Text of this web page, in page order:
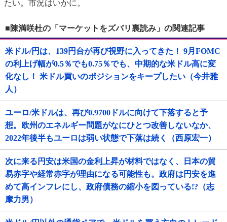
たい。市況はいかに。
■陳満咲杜の「マーケットをズバリ裏読み」の関連記事
米ドル/円は、139円台が再び視野に入ってきた！ 9月FOMC
の利上げ幅が0.5％でも0.75％でも、中期的な米ドル高に変
化なし！ 米ドル買いのポジションをキープしたい（今井雅
人）
ユーロ/米ドルは、再び0.9700ドルに向けて下落すると予
想。欧州のエネルギー問題がなにひとつ改善しないなか、
2022年後半もユーロは弱い状態で下落は続く（西原宏一）
次に来る円安は米国の金利上昇が材料ではなく、日本の貿
易赤字や経常赤字が理由になる可能性も。政府は円安を進
めて高インフレにし、政府債務の縮小を図っている!?（志
摩力男）